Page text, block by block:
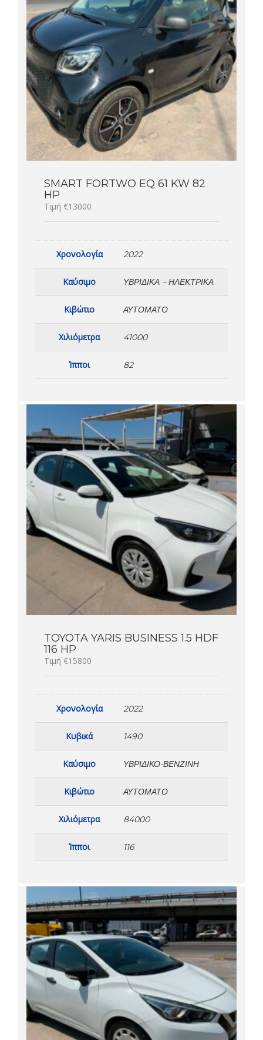
SMART FORTWO EQ 61 KW 82
HP
Τιμή €13000
Χρονολογία 2022
Καύσιμο ΥΒΡΙΔΙΚΆ – ΗΛΕΚΤΡΙΚΆ
Κιβώτιο ΑΥΤΌΜΑΤΟ
Χιλιόμετρα 41000
Ίπποι 82
TOYOTA YARIS BUSINESS 1.5 HDF
116 HP
Τιμή €15800
Χρονολογία 2022
Κυβικά 1490
Καύσιμο ΥΒΡΙΔΙΚΟ-ΒΕΝΖΙΝΗ
Κιβώτιο ΑΥΤΌΜΑΤΟ
Χιλιόμετρα 84000
Ίπποι 116